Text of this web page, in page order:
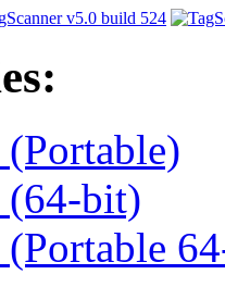
(Portable)
(64-bit)
(Portable